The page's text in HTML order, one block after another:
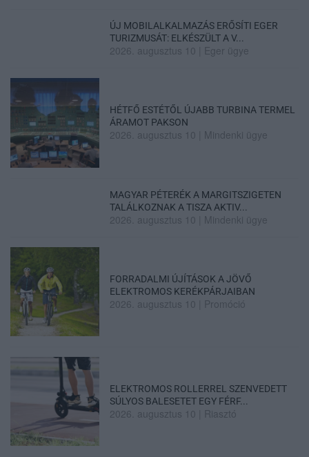
ÚJ MOBILALKALMAZÁS ERŐSÍTI EGER
TURIZMUSÁT: ELKÉSZÜLT A V...
2026. augusztus 10 Eger ügye
HÉTFŐ ESTÉTŐL ÚJABB TURBINA TERMEL
ÁRAMOT PAKSON
2026. augusztus 10 Mindenki ügye
MAGYAR PÉTERÉK A MARGITSZIGETEN
TALÁLKOZNAK A TISZA AKTIV...
2026. augusztus 10 Mindenki ügye
FORRADALMI ÚJÍTÁSOK A JÖVŐ
ELEKTROMOS KERÉKPÁRJAIBAN
2026. augusztus 10 Promóció
ELEKTROMOS ROLLERREL SZENVEDETT
SÚLYOS BALESETET EGY FÉRF...
2026. augusztus 10 Riasztó